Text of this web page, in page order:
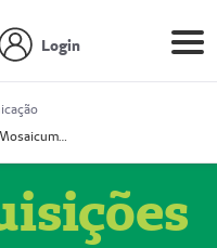
Login
Prestador Mosaicum Espaço Clínico Ltda (51004352-0)